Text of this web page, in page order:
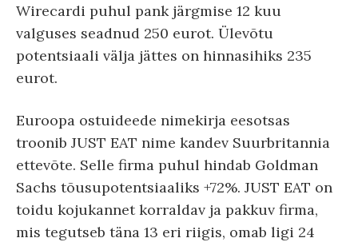
Wirecardi puhul pank järgmise 12 kuu
valguses seadnud 250 eurot. Ülevõtu
potentsiaali välja jättes on hinnasihiks 235
eurot.
Euroopa ostuideede nimekirja eesotsas
troonib JUST EAT nime kandev Suurbritannia
ettevõte. Selle firma puhul hindab Goldman
Sachs tõusupotentsiaaliks +72%. JUST EAT on
toidu kojukannet korraldav ja pakkuv firma,
mis tegutseb täna 13 eri riigis, omab ligi 24